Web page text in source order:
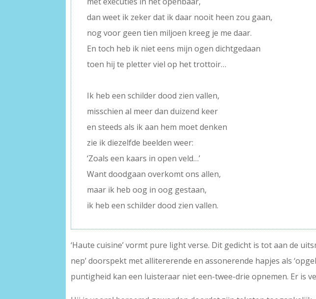
dan weet ik zeker dat ik daar nooit heen zou gaan,
nog voor geen tien miljoen kreeg je me daar.
En toch heb ik niet eens mijn ogen dichtgedaan
toen hij te pletter viel op het trottoir…
Ik heb een schilder dood zien vallen,
misschien al meer dan duizend keer
en steeds als ik aan hem moet denken
zie ik diezelfde beelden weer:
‘Zoals een kaars in open veld…’
Want doodgaan overkomt ons allen,
maar ik heb oog in oog gestaan,
ik heb een schilder dood zien vallen.
‘Haute cuisine’ vormt pure light verse. Dit gedicht is tot aan de
nep’ doorspekt met allitererende en assonerende hapjes als
puntigheid kan een luisteraar niet een-twee-drie opnemen. Er is